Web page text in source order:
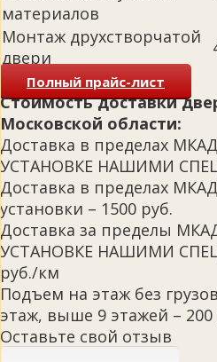
материалов
Монтаж друхстворчатой
двери
Полный прайс-лист
Стоимость доставки
Московской области:
Доставка в пределах
УСТАНОВКЕ НАШИМИ
Доставка в пределах
установки – 1500 руб.
Доставка за пределы
УСТАНОВКЕ НАШИМИ
руб./км
Подъем на этаж без
этаж, выше 9 этажей – 200
Оставьте свой отзыв